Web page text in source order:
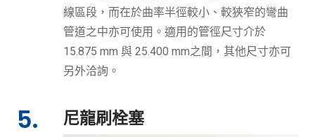
線區段，而在於曲率半徑較小、較狹窄的彎曲
管道之中亦可使用。適用的管徑尺寸介於
15.875 mm 與 25.400 mm之間，其他尺寸亦可
另外洽詢。
5. 尼龍刷栓塞